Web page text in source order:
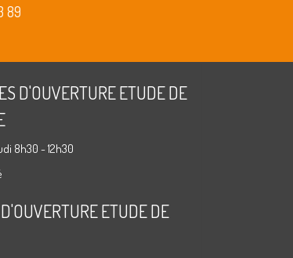
89
D'OUVERTURE ETUDE DE
8h30 - 12h30
ETUDE DE